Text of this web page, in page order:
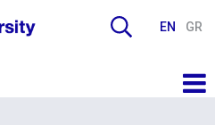
EN GR